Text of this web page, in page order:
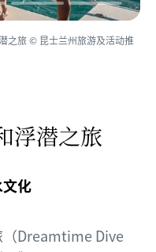
之旅 © 昆士兰州旅游及活动推
浮潜之旅
化
Dreamtime Dive